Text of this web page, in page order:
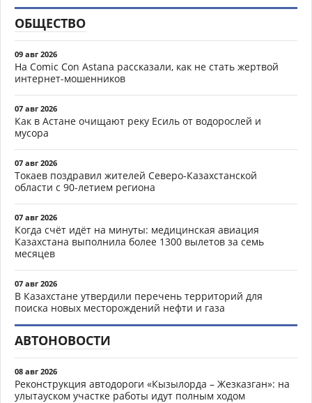
ОБЩЕСТВО
09 авг 2026
На Comic Con Astana рассказали, как не стать жертвой
интернет-мошенников
07 авг 2026
Как в Астане очищают реку Есиль от водорослей и
мусора
07 авг 2026
Токаев поздравил жителей Северо-Казахстанской
области с 90-летием региона
07 авг 2026
Когда счёт идёт на минуты: медицинская авиация
Казахстана выполнила более 1300 вылетов за семь
месяцев
07 авг 2026
В Казахстане утвердили перечень территорий для
поиска новых месторождений нефти и газа
АВТОНОВОСТИ
08 авг 2026
Реконструкция автодороги «Кызылорда – Жезказган»: на
улытауском участке работы идут полным ходом